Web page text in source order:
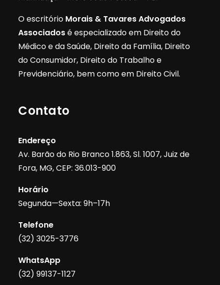
O escritório Morais & Tavares Advogados
Associadosé especializado em Direito do
Médico e da Saúde, Direito da Família, Direito
do Consumidor, Direito do Trabalho e
Previdenciário, bem como em Direito Civil.
Contato
Endereço
Av. Barão do Rio Branco 1.863, Sl. 1007, Juiz de
Fora, MG, CEP: 36.013-900
Horário
Segunda—Sexta: 9h–17h
Telefone
(32) 3025-3776
WhatsApp
(32) 99137-1127